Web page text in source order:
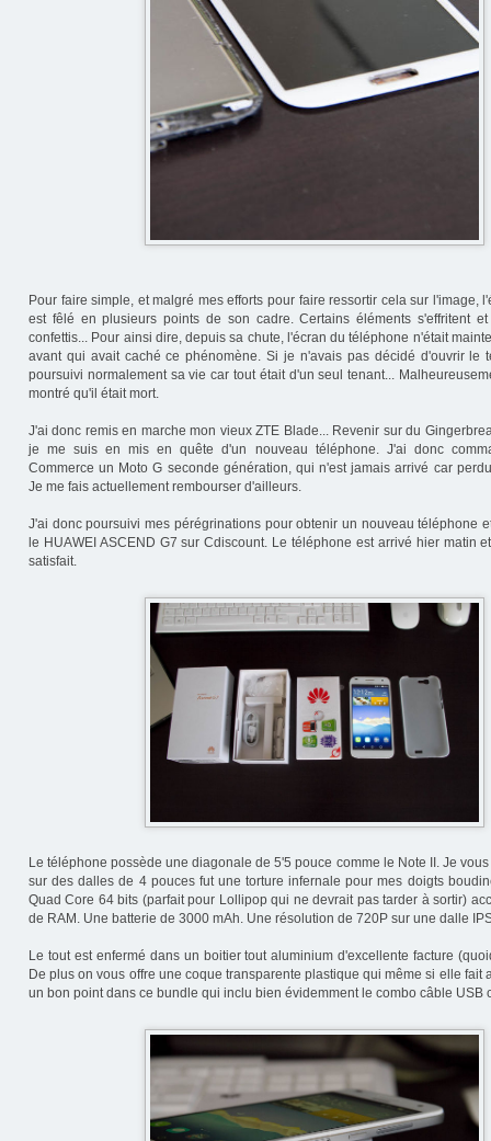
Pour faire simple, et malgré mes efforts pour faire ressortir cela sur l'image,
est fêlé en plusieurs points de son cadre. Certains éléments s'effritent
confettis... Pour ainsi dire, depuis sa chute, l'écran du téléphone n'était
avant qui avait caché ce phénomène. Si je n'avais pas décidé d'ouvrir le
poursuivi normalement sa vie car tout était d'un seul tenant...
montré qu'il était mort.
J'ai donc remis en marche mon vieux ZTE Blade... Revenir sur du
je me suis en mis en quête d'un nouveau téléphone. J'ai donc
Commerce un Moto G seconde génération, qui n'est jamais arrivé car
Je me fais actuellement rembourser d'ailleurs.
J'ai donc poursuivi mes pérégrinations pour obtenir un nouveau téléphone
le HUAWEI ASCEND G7 sur Cdiscount. Le téléphone est arrivé hier matin
satisfait.
Le téléphone possède une diagonale de 5'5 pouce comme le Note II. Je
sur des dalles de 4 pouces fut une torture infernale pour mes doigts
Quad Core 64 bits (parfait pour Lollipop qui ne devrait pas tarder à sortir)
de RAM. Une batterie de 3000 mAh. Une résolution de 720P sur une dalle
Le tout est enfermé dans un boitier tout aluminium d'excellente facture
De plus on vous offre une coque transparente plastique qui même si elle fait
un bon point dans ce bundle qui inclu bien évidemment le combo câble USB